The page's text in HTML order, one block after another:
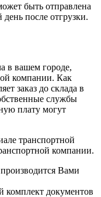
быть отправлена
после отгрузки.
в вашем городе,
компании. Как
заказ до склада в
службы
плату могут
транспортной
компании.
Вами
комплект документов